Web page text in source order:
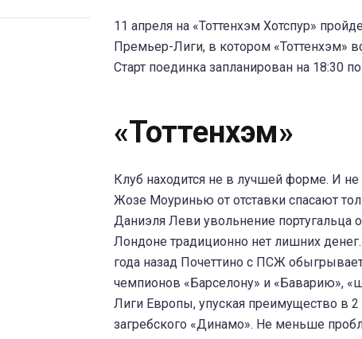
11 апреля на «Тоттенхэм Хотспур»
Премьер-Лиги, в котором «Тоттенхэм»
Старт поединка запланирован на 18:30
«Тоттенхэм»
Клуб находится не в лучшей форме. И
Жозе Моуринью от отставки спасают
Даниэля Леви увольнение португальца
Лондоне традиционно нет лишних
года назад Почеттино с ПСЖ
чемпионов «Барселону» и «Баварию»,
Лиги Европы, упуская преимущество в
загребского «Динамо». Не меньше